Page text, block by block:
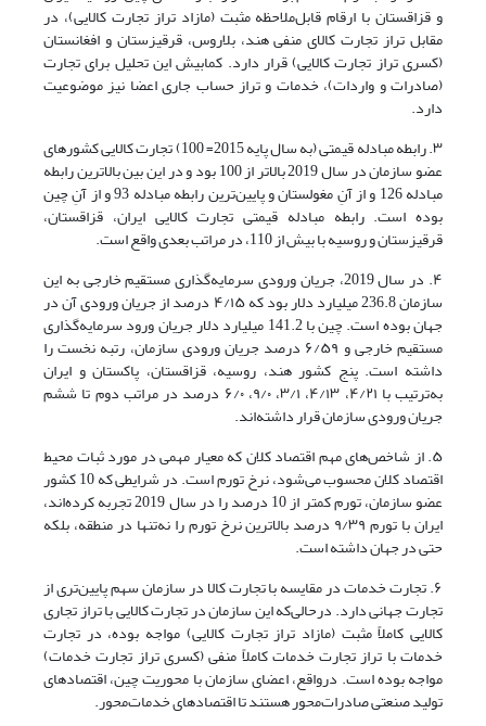
و قزاقستان با ارقام قابل‌ملاحظه مثبت (مازاد تراز تجارت کالایی)، در
مقابل تراز تجارت کالای منفی هند، بلاروس، قرقیزستان و افغانستان
(کسری تراز تجارت کالایی) قرار دارد. کمابیش این تحلیل برای تجارت
(صادرات و واردات)، خدمات و تراز حساب‌ جاری اعضا نیز موضوعیت
دارد.
۳. رابطه مبادله قیمتی (به سال پایه 2015= 100) تجارت کالایی کشورهای
عضو سازمان در سال 2019 بالاتر از 100 بود و در این بین بالاترین رابطه
مبادله 126 و از آنِ مغولستان و پایین‌ترین رابطه مبادله 93 و از آنِ چین
بوده است. رابطه مبادله قیمتی تجارت کالایی ایران، قزاقستان،
قرقیزستان و روسیه با بیش از 110، در مراتب بعدی واقع است.
۴. در سال 2019، جریان ورودی سرمایه‌گذاری مستقیم خارجی به این
سازمان 236.8 میلیارد دلار بود که ۴/۱۵ درصد از جریان ورودی آن در
جهان بوده است. چین با 141.2 میلیارد دلار جریان ورود سرمایه‌گذاری
مستقیم خارجی و ۶/۵۹ درصد جریان ورودی سازمان، رتبه نخست را
داشته است. پنج کشور هند، روسیه، قزاقستان، پاکستان و ایران
به‌ترتیب با ۴/۲۱، ۴/۱۳، ۳/۱، ۹/۰، ۶/۰ درصد در مراتب دوم تا ششم
جریان ورودی سازمان قرار داشته‌اند.
۵. از شاخص‌های مهم اقتصاد کلان که معیار مهمی در مورد ثبات محیط
اقتصاد کلان محسوب می‌شود، نرخ تورم است. در شرایطی که 10 کشور
عضو سازمان، تورم کمتر از 10 درصد را در سال 2019 تجربه کرده‌اند،
ایران با تورم ۹/۳۹ درصد بالاترین نرخ تورم را نه‌تنها در منطقه، بلکه
حتی در جهان داشته است.
۶. تجارت خدمات در مقایسه با تجارت کالا در سازمان سهم پایین‌تری از
تجارت جهانی دارد. درحالی‌که این سازمان در تجارت کالایی با تراز تجاری
کالایی کاملاً مثبت (مازاد تراز تجارت کالایی) مواجه بوده، در تجارت
خدمات با تراز تجارت خدمات کاملاً منفی (کسری تراز تجارت خدمات)
مواجه بوده است. درواقع، اعضای سازمان با محوریت چین، اقتصادهای
تولید صنعتی صادرات‌محور هستند تا اقتصادهای خدمات‌محور.